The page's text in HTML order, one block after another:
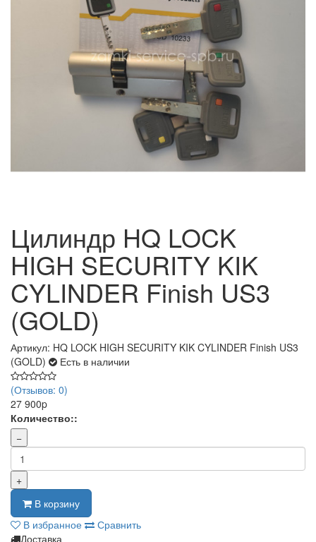
Цилиндр HQ LOCK
HIGH SECURITY KIK
CYLINDER Finish US3
(GOLD)
Артикул: HQ LOCK HIGH SECURITY KIK CYLINDER Finish US3
(GOLD)
Есть в наличии
(Отзывов: 0)
27 900p
Количество::
−
+
В корзину
В избранное
Сравнить
Доставка